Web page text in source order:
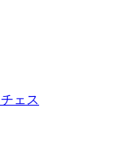
ェス